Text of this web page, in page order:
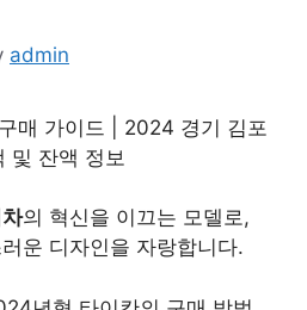
admin
매 가이드 | 2024 경기 김포
및 잔액 정보
의 혁신을 이끄는 모델로,
운 디자인을 자랑합니다.